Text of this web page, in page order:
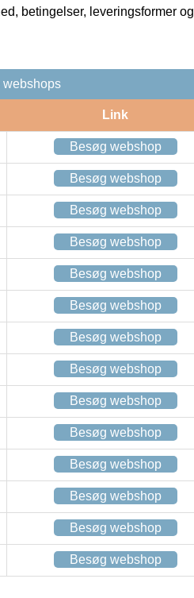
betingelser, leveringsformer og
webshops
Link
Besøg webshop
Besøg webshop
Besøg webshop
Besøg webshop
Besøg webshop
Besøg webshop
Besøg webshop
Besøg webshop
Besøg webshop
Besøg webshop
Besøg webshop
Besøg webshop
Besøg webshop
Besøg webshop